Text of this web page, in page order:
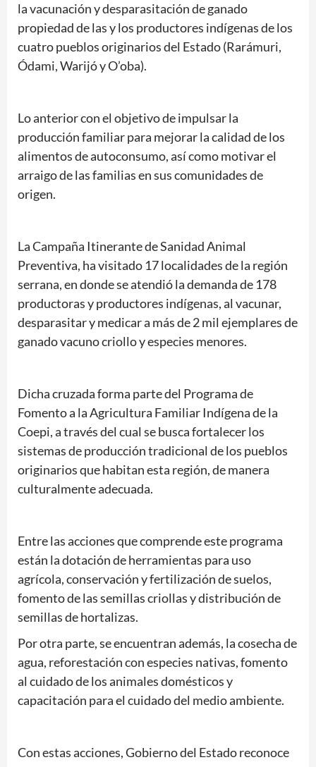
la vacunación y desparasitación de ganado
propiedad de las y los productores indígenas de los
cuatro pueblos originarios del Estado (Rarámuri,
Ódami, Warijó y O’oba).
Lo anterior con el objetivo de impulsar la
producción familiar para mejorar la calidad de los
alimentos de autoconsumo, así como motivar el
arraigo de las familias en sus comunidades de
origen.
La Campaña Itinerante de Sanidad Animal
Preventiva, ha visitado 17 localidades de la región
serrana, en donde se atendió la demanda de 178
productoras y productores indígenas, al vacunar,
desparasitar y medicar a más de 2 mil ejemplares de
ganado vacuno criollo y especies menores.
Dicha cruzada forma parte del Programa de
Fomento a la Agricultura Familiar Indígena de la
Coepi, a través del cual se busca fortalecer los
sistemas de producción tradicional de los pueblos
originarios que habitan esta región, de manera
culturalmente adecuada.
Entre las acciones que comprende este programa
están la dotación de herramientas para uso
agrícola, conservación y fertilización de suelos,
fomento de las semillas criollas y distribución de
semillas de hortalizas.
Por otra parte, se encuentran además, la cosecha de
agua, reforestación con especies nativas, fomento
al cuidado de los animales domésticos y
capacitación para el cuidado del medio ambiente.
Con estas acciones, Gobierno del Estado reconoce